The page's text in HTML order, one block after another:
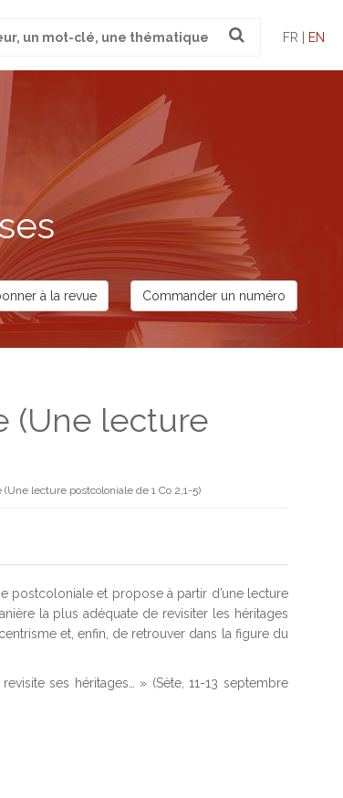
FR | EN
à la revue Commander un numéro
(Une lecture
lecture postcoloniale de 1 Co 2,1-5)
postcoloniale et propose à partir d’une lecture
la plus adéquate de revisiter les héritages
et, enfin, de retrouver dans la figure du
ses héritages… » (Sète, 11-13 septembre